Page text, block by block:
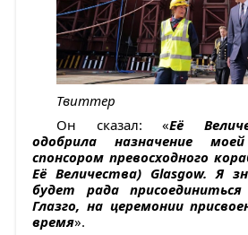
Твиттер
Он сказал: «Её
одобрила назначение
спонсором превосходного
Её Величества) Glasgow. Я
будет рада
Глазго, на церемонии
время».